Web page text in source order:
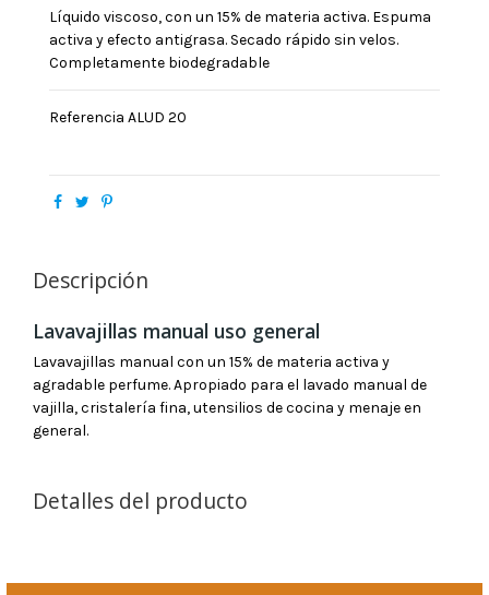
Líquido viscoso, con un 15% de materia activa. Espuma
activa y efecto antigrasa. Secado rápido sin velos.
Completamente biodegradable
Referencia ALUD 20
Descripción
Lavavajillas manual uso general
Lavavajillas manual con un 15% de materia activa y
agradable perfume. Apropiado para el lavado manual de
vajilla, cristalería fina, utensilios de cocina y menaje en
general.
Detalles del producto